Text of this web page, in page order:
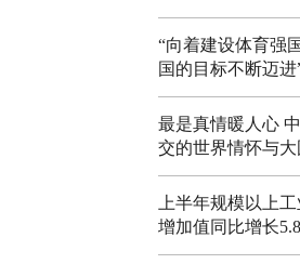
“向着建设体育强
国的目标不断迈进
最是真情暖人心
交的世界情怀与大
上半年规模以上
增加值同比增长